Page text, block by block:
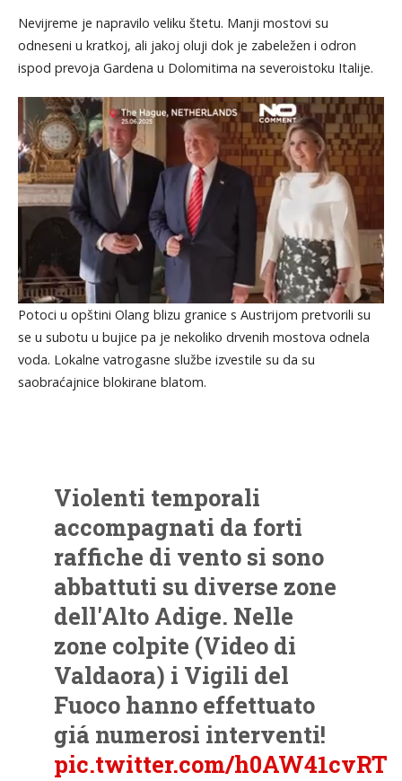
Nevijreme je napravilo veliku štetu. Manji mostovi su
odneseni u kratkoj, ali jakoj oluji dok je zabeležen i odron
ispod prevoja Gardena u Dolomitima na severoistoku Italije.
Potoci u opštini Olang blizu granice s Austrijom pretvorili su
se u subotu u bujice pa je nekoliko drvenih mostova odnela
voda. Lokalne vatrogasne službe izvestile su da su
saobraćajnice blokirane blatom.
Violenti temporali
accompagnati da forti
raffiche di vento si sono
abbattuti su diverse zone
dell'Alto Adige. Nelle
zone colpite (Video di
Valdaora) i Vigili del
Fuoco hanno effettuato
giá numerosi interventi!
pic.twitter.com/h0AW41cvRT